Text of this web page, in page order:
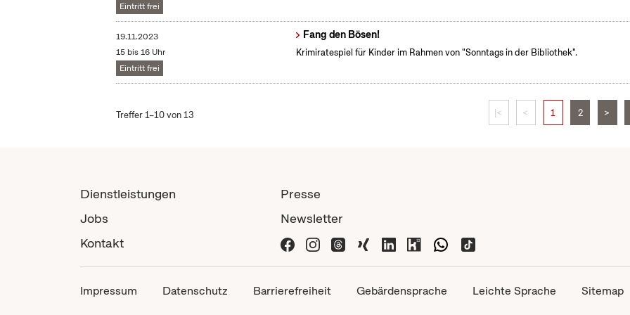
Eintritt frei
19.11.2023
15 bis 16 Uhr
Eintritt frei
Fang den Bösen!
Krimiratespiel für Kinder im Rahmen von "Sonntags in der Bibliothek".
Treffer 1–10 von 13 |< < 1 2 >
Dienstleistungen
Jobs
Kontakt
Presse
Newsletter
Impressum Datenschutz Barrierefreiheit Gebärdensprache Leichte Sprache Sitemap